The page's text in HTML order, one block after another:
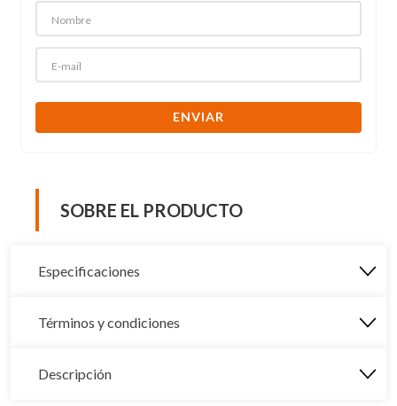
ENVIAR
SOBRE EL PRODUCTO
Especificaciones
Términos y condiciones
Descripción